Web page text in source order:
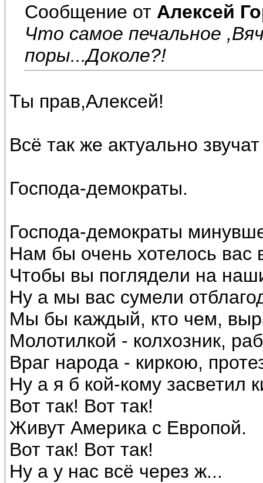
Сообщение от Алексей
Что самое печальное
поры...Доколе?!
Ты прав,Алексей!
Всё так же актуально
Господа-демократы.
Господа-демократы
Нам бы очень хотелось вас
Чтобы вы поглядели на
Ну а мы вас сумели
Мы бы каждый, кто чем,
Молотилкой - колхозник,
Враг народа - киркою,
Ну а я б кой-кому засветил
Вот так! Вот так!
Живут Америка с Европой.
Вот так! Вот так!
Ну а у нас всё через ж...